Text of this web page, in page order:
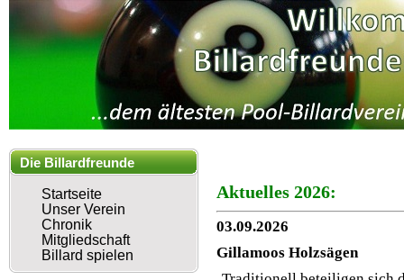
Die Billardfreunde
Mühlhausen
Startseite
Unser Verein
Chronik
Mitgliedschaft
Billard spielen
Aktuelles 2026:
03.09.2026
Gillamoos Holzsägen